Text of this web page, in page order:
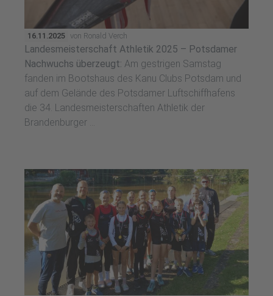
16.11.2025 von Ronald Verch
Landesmeisterschaft Athletik 2025 – Potsdamer
Nachwuchs überzeugt: Am gestrigen Samstag
fanden im Bootshaus des Kanu Clubs Potsdam und
auf dem Gelände des Potsdamer Luftschiffhafens
die 34. Landesmeisterschaften Athletik der
Brandenburger ...